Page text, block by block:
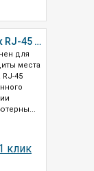
REXANT Колпачок RJ-45 серый (05-1208)
для
места
45
клик